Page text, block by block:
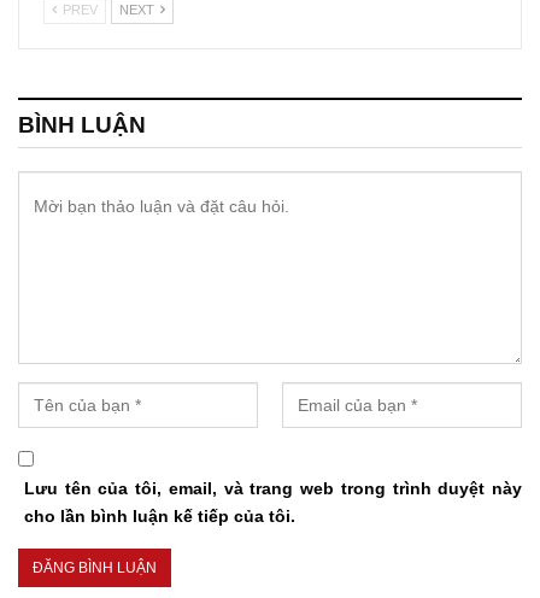
PREV NEXT
BÌNH LUẬN
Lưu tên của tôi, email, và trang web trong trình duyệt này
cho lần bình luận kế tiếp của tôi.